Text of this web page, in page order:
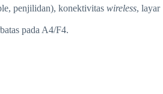
penjilidan), konektivitas wireless, layar
pada A4/F4.